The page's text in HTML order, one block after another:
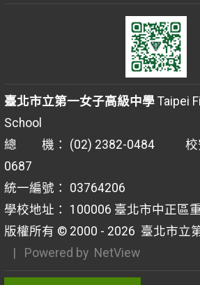
臺北市立第一女子高級中學Taipei
School
總 機： (02) 2382-0484 校安
0687
統一編號： 03764206
學校地址： 100006 臺北市中正區
版權所有 © 2000 - 2026 臺北市立
| Powered by NetView